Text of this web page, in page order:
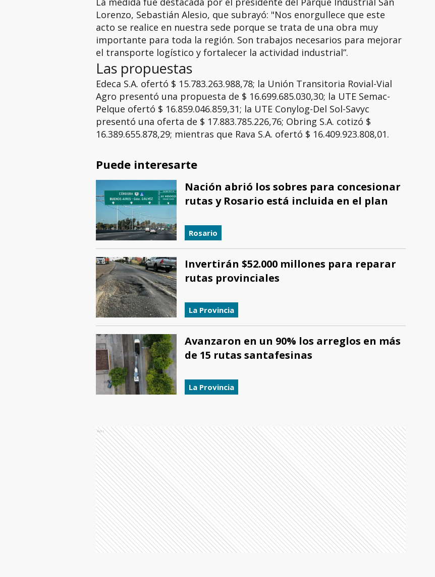
Lorenzo, Sebastián Alesio, que subrayó: "Nos enorgullece que este
acto se realice en nuestra sede porque se trata de una obra muy
importante para toda la región. Son trabajos necesarios para mejorar
el transporte logístico y fortalecer la actividad industrial”.
Las propuestas
Edeca S.A. ofertó $ 15.783.263.988,78; la Unión Transitoria Rovial-Vial
Agro presentó una propuesta de $ 16.699.685.030,30; la UTE Semac-
Pelque ofertó $ 16.859.046.859,31; la UTE Conylog-Del Sol-Savyc
presentó una oferta de $ 17.883.785.226,76; Obring S.A. cotizó $
16.389.655.878,29; mientras que Rava S.A. ofertó $ 16.409.923.808,01.
Puede interesarte
Nación abrió los sobres para concesionar
rutas y Rosario está incluida en el plan
Rosario
Invertirán $52.000 millones para reparar
rutas provinciales
La Provincia
Avanzaron en un 90% los arreglos en más
de 15 rutas santafesinas
La Provincia
Ads